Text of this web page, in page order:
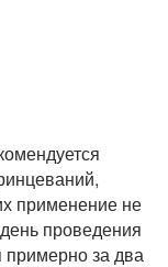
применение не
проведения
примерно за два